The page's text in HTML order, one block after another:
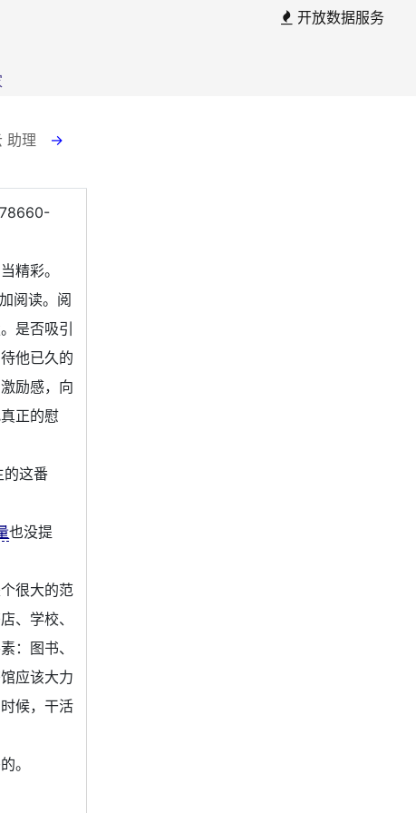
开放数据服务
助理
→
精彩。
阅读。阅
是否吸引
待他已久的
励感，向
正的慰
这番
也没提
很大的范
、学校、
：图书、
应该大力
候，干活
。